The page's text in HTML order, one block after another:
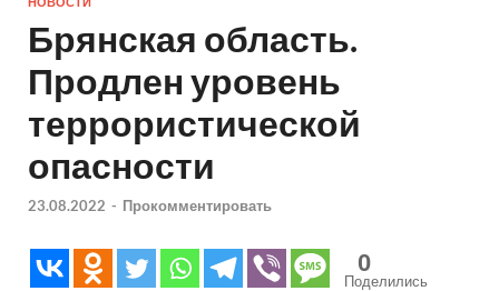
Брянская область.
Продлен уровень
террористической
опасности
23.08.2022 - Прокомментировать
0
Поделились